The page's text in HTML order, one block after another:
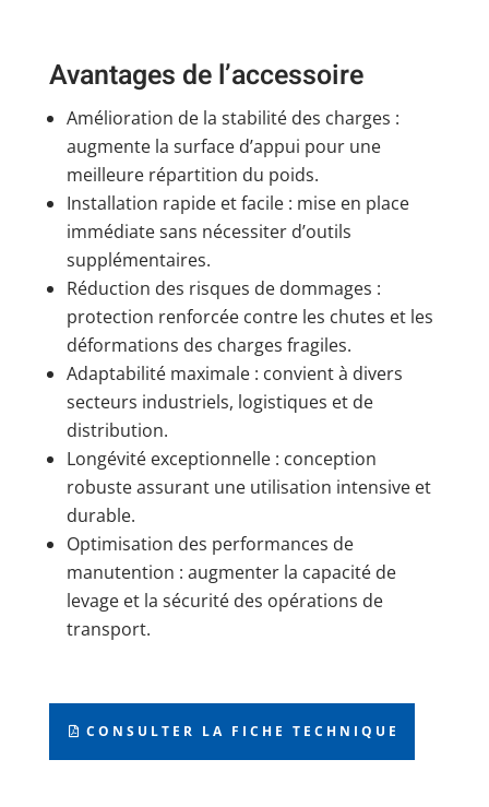
Avantages de l’accessoire
Amélioration de la stabilité des charges :
augmente la surface d’appui pour une
meilleure répartition du poids.
Installation rapide et facile : mise en place
immédiate sans nécessiter d’outils
supplémentaires.
Réduction des risques de dommages :
protection renforcée contre les chutes et les
déformations des charges fragiles.
Adaptabilité maximale : convient à divers
secteurs industriels, logistiques et de
distribution.
Longévité exceptionnelle : conception
robuste assurant une utilisation intensive et
durable.
Optimisation des performances de
manutention : augmenter la capacité de
levage et la sécurité des opérations de
transport.
CONSULTER LA FICHE TECHNIQUE